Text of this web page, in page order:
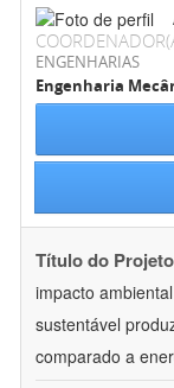
ENGENHARIAS
Engenharia
Título do
impacto
sustentável
comparado a